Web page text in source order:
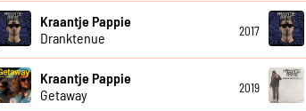
Kraantje Pappie
Dranktenue
2017
Kraantje Pappie
Getaway
2019